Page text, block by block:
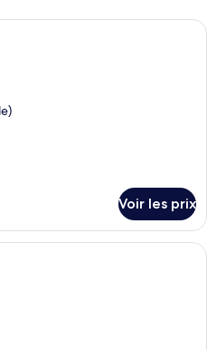
Un lit bien fait, avec une tête de lit
Voir les prix
Une chambre avec un lit simple,